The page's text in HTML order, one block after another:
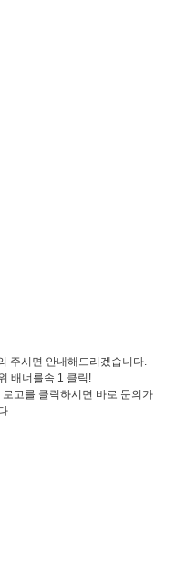
주시면 안내해드리겠습니다.
배너를속 1 클릭!
고를 클릭하시면 바로 문의가
.